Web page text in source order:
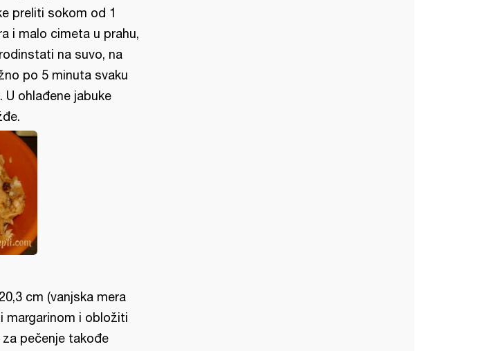
preliti sokom od 1
i malo cimeta u prahu,
na suvo, na
po 5 minuta svaku
ohlađene jabuke
cm (vanjska mera
margarinom i obložiti
pečenje takođe